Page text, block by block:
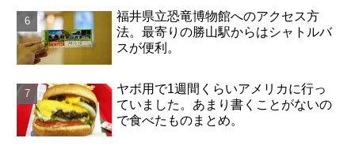
福井県立恐竜博物館へのアクセス方
法。最寄りの勝山駅からはシャトルバ
スが便利。
ヤボ用で1週間くらいアメリカに行っ
ていました。あまり書くことがないの
で食べたものまとめ。